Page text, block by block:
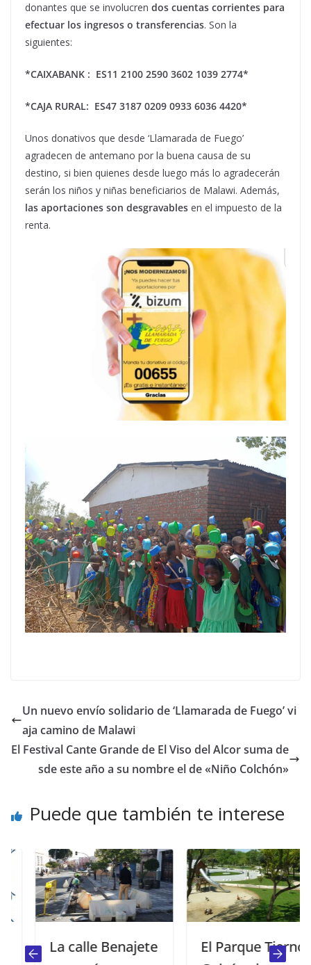
donantes que se involucren dos cuentas corrientes para
efectuar los ingresos o transferencias. Son la
siguientes:
*CAIXABANK : ES11 2100 2590 3602 1039 2774*
*CAJA RURAL: ES47 3187 0209 0933 6036 4420*
Unos donativos que desde ‘Llamarada de Fuego’
agradecen de antemano por la buena causa de su
destino, si bien quienes desde luego más lo agradecerán
serán los niños y niñas beneficiarios de Malawi. Además,
las aportaciones son desgravables en el impuesto de la
renta.
Un nuevo envío solidario de ‘Llamarada de Fuego’ vi
aja camino de Malawi
El Festival Cante Grande de El Viso del Alcor suma de
sde este año a su nombre el de «Niño Colchón»
Puede que también te interese
La calle Benajete
El Parque Tierno